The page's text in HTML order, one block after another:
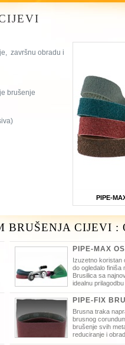
PIPE-
završnu obradu i
brušenje
BRUŠENJA CIJEVI :
PIPE-MAX
Izuzetno koristan
do ogledalo finiša
Brusilica sa
idealnu
PIPE-FIX
Brusna traka
brusnog
brušenje svih
reduciranje i